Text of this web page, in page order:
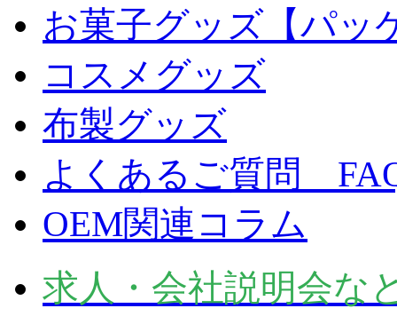
お菓子グッズ【パッ
コスメグッズ
布製グッズ
よくあるご質問
OEM関連コラム
求人・会社説明会な